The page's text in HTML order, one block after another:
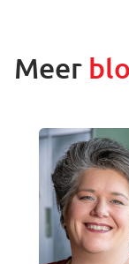
Meer